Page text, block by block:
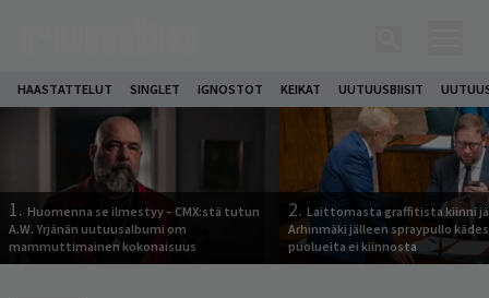
HAASTATTELUT SINGLET IGNOSTOT KEIKAT UUTUUSBIISIT
1. Huomenna se ilmestyy – CMX:stä tutun
A.W. Yrjänän uutuusalbumi om
mammuttimainen kokonaisuus
2. Laittomasta graffitista kiinni
Arhinmäki jälleen spraypullo
puolueita ei kiinnosta